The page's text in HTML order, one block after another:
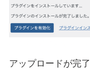
アップロードが完